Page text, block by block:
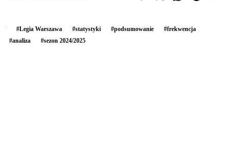
#Legia Warszawa #statystyki #podsumowanie #frekwencja
#analiza #sezon 2024/2025